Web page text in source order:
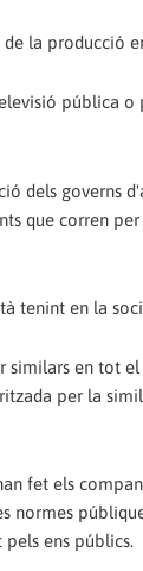
la producció
pública
dels governs
que corren
tenint en la
similars en tot
per la
fet els
normes
ens públics.